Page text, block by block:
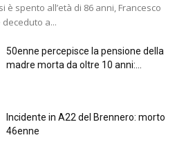
è spento all’età di 86 anni, Francesco
deceduto a...
50enne percepisce la pensione della
madre morta da oltre 10 anni:...
Incidente in A22 del Brennero: morto
46enne